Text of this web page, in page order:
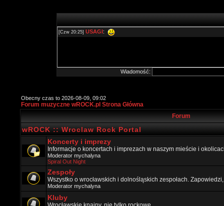
Wiadomość:
Obecny czas to 2026-08-09, 09:02
Forum muzyczne wROCK.pl Strona Główna
Forum
wROCK :: Wroclaw Rock Portal
Koncerty i imprezy
Informacje o koncertach i imprezach w naszym mieście i
Moderator mychalyna
Spiral Out Night
Zespoły
Wszystko o wrocławskich i dolnośląskich zespołach.
Moderator mychalyna
Kluby